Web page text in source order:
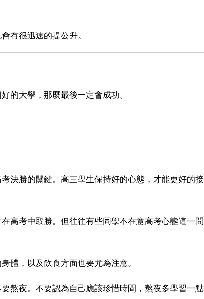
有很迅速的提公升。
的大學，那麼最後一定會成功。
決勝的關鍵。高三學生保持好的心態，才能更好的接
高考中取勝。但往往有些同學不在意高考心態這一問
體，以及飲食方面也要尤為注意。
熬夜。不要認為自己應該珍惜時間，熬夜多學習一點